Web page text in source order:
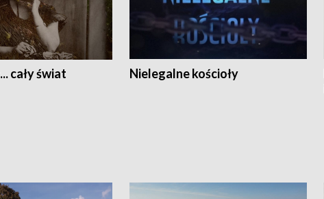
cały świat Nielegalne kościoły